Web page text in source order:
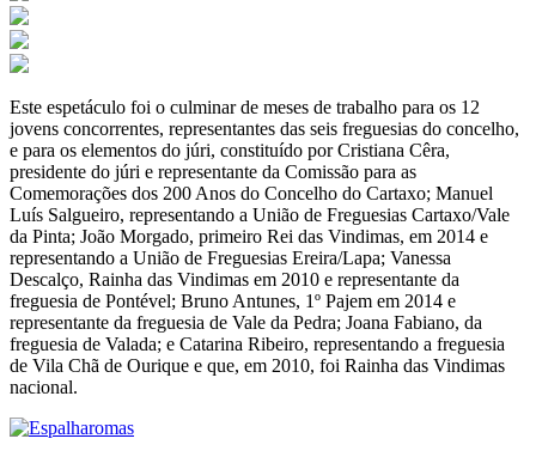
Este espetáculo foi o culminar de meses de trabalho para os 12
jovens concorrentes, representantes das seis freguesias do concelho,
e para os elementos do júri, constituído por Cristiana Cêra,
presidente do júri e representante da Comissão para as
Comemorações dos 200 Anos do Concelho do Cartaxo; Manuel
Luís Salgueiro, representando a União de Freguesias Cartaxo/Vale
da Pinta; João Morgado, primeiro Rei das Vindimas, em 2014 e
representando a União de Freguesias Ereira/Lapa; Vanessa
Descalço, Rainha das Vindimas em 2010 e representante da
freguesia de Pontével; Bruno Antunes, 1º Pajem em 2014 e
representante da freguesia de Vale da Pedra; Joana Fabiano, da
freguesia de Valada; e Catarina Ribeiro, representando a freguesia
de Vila Chã de Ourique e que, em 2010, foi Rainha das Vindimas
nacional.